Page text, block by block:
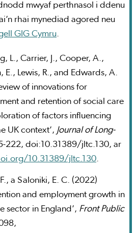
mwyaf perthnasol i ddenu
rhai mynediad agored neu
GIG Cymru.
L., Carrier, J., Cooper, A.,
E., Lewis, R., and Edwards, A.
of innovations for
and retention of social care
of factors influencing
UK context’, Journal of Long-
222, doi:10.31389/jltc.130, ar
10.31389/jltc.130.
a Saloniki, E. C. (2022)
and employment growth in
sector in England’, Front Public